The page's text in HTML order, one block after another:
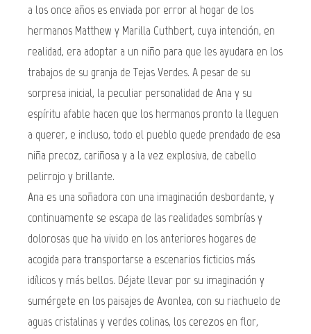
a los once años es enviada por error al hogar de los
hermanos Matthew y Marilla Cuthbert, cuya intención, en
realidad, era adoptar a un niño para que les ayudara en los
trabajos de su granja de Tejas Verdes. A pesar de su
sorpresa inicial, la peculiar personalidad de Ana y su
espíritu afable hacen que los hermanos pronto la lleguen
a querer, e incluso, todo el pueblo quede prendado de esa
niña precoz, cariñosa y a la vez explosiva, de cabello
pelirrojo y brillante.
Ana es una soñadora con una imaginación desbordante, y
continuamente se escapa de las realidades sombrías y
dolorosas que ha vivido en los anteriores hogares de
acogida para transportarse a escenarios ficticios más
idílicos y más bellos. Déjate llevar por su imaginación y
sumérgete en los paisajes de Avonlea, con su riachuelo de
aguas cristalinas y verdes colinas, los cerezos en flor,